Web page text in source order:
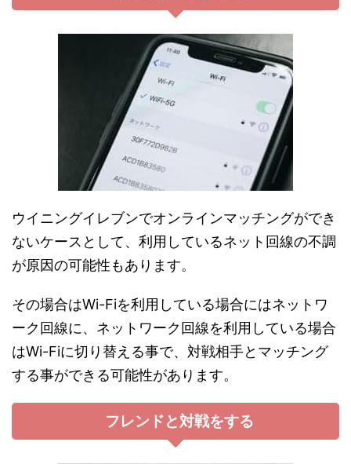
ウイニングイレブンでオンラインマッチングができ
ないケースとして、利用しているネット回線の不調
が原因の可能性もあります。
その場合はWi-Fiを利用している場合にはネットワ
ーク回線に、ネットワーク回線を利用している場合
はWi-Fiに切り替える事で、対戦相手とマッチング
する事ができる可能性があります。
フレンドと対戦をする